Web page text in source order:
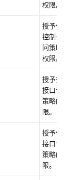
权限。
授予修
控制台
问策略
权限。
授予查
接口访
策略的
限。
授予修
接口访
策略的
限。